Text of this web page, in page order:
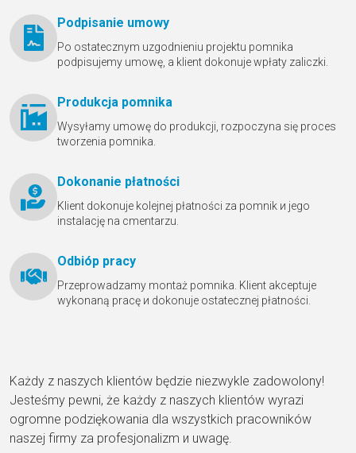
Podpisanie umowy
Po ostatecznym uzgodnieniu projektu pomnika
podpisujemy umowę, a klient dokonuje wpłaty zaliczki.
Produkcja pomnika
Wysyłamy umowę do produkcji, rozpoczyna się proces
tworzenia pomnika.
Dokonanie płatności
Klient dokonuje kolejnej płatności za pomnik и jego
instalację na cmentarzu.
Odbióр pracy
Przeprowadzamy montaż pomnika. Klient akceptuje
wykonaną pracę и dokonuje ostatecznej płatności.
Każdy z naszych klientów będzie niezwykle zadowolony!
Jesteśmy pewni, że każdy z naszych klientów wyrazi
ogromne podziękowania dla wszystkich pracowników
naszej firmy za profesjonalizm и uwagę.